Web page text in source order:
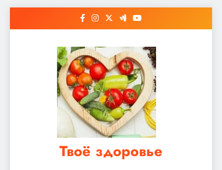
Твоё здоровье